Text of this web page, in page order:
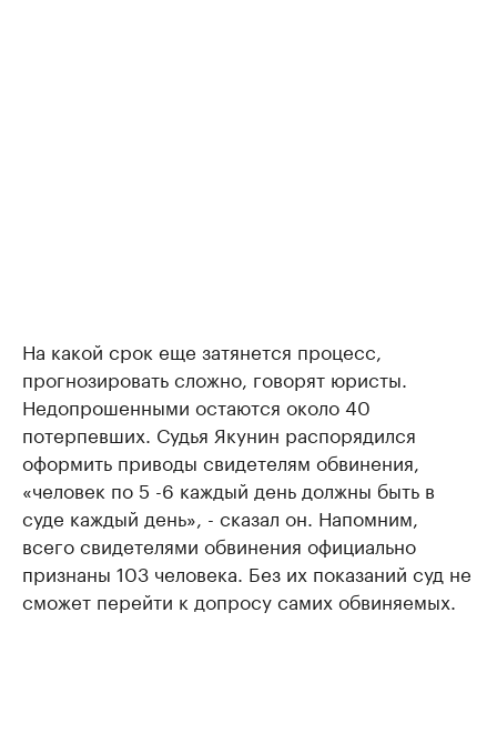
На какой срок еще затянется процесс,
прогнозировать сложно, говорят юристы.
Недопрошенными остаются около 40
потерпевших. Судья Якунин распорядился
оформить приводы свидетелям обвинения,
«человек по 5 -6 каждый день должны быть в
суде каждый день», - сказал он. Напомним,
всего свидетелями обвинения официально
признаны 103 человека. Без их показаний суд не
сможет перейти к допросу самих обвиняемых.